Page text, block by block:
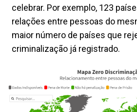
celebrar. Por exemplo, 123
relações entre pessoas do
maior número de países que
criminalização já registrado.